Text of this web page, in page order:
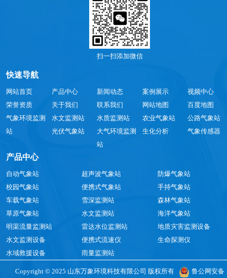
扫一扫添加微信
快速导航
网站首页 产品中心 新闻动态 案例展示
视频中心
荣誉资质
关于我们 联系我们 网站地图
百度地图
气象环境监测
站
水文监测站 水质监测站 农业气象站
公路气象站
光伏气象站
大气环境监测
站
生化分析 气象传感器
产品中心
自动气象站 超声波气象站
防爆气象站
校园气象站
便携式气象站
手持气象站
车载气象站
雪深监测站
森林气象站
草原气象站
水文监测站
海洋气象站
明渠流量监测站
雷达水位监测站
地质灾害监测设备
水文监测设备
便携式流速仪
生命探测仪
水域救援设备
雨量监测站
Copyright © 2025 山东万象环境科技有限公司 版权所有 鲁公网安备